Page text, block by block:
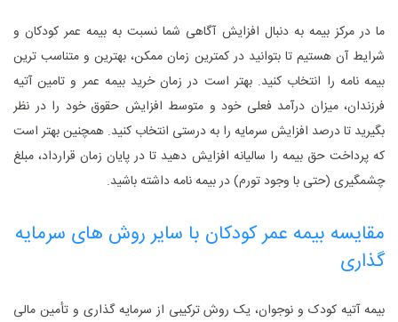
ما در مرکز بیمه به دنبال افزایش آگاهی شما نسبت به بیمه عمر کودکان و
شرایط آن هستیم تا بتوانید در کمترین زمان ممکن، بهترین و متناسب ‌ترین
بیمه نامه را انتخاب کنید. بهتر است در زمان خرید بیمه عمر و تامین آتیه
فرزندان، میزان درآمد فعلی خود و متوسط افزایش حقوق خود را در نظر
بگیرید تا درصد افزایش سرمایه را به درستی انتخاب کنید. همچنین بهتر است
که پرداخت حق بیمه را سالیانه افزایش دهید تا در پایان زمان قرارداد، مبلغ
چشمگیری (حتی با وجود تورم) در بیمه نامه داشته باشید.
مقایسه بیمه عمر کودکان با سایر روش‌ های سرمایه‌
گذاری
بیمه آتیه کودک و نوجوان، یک روش ترکیبی از سرمایه‌ گذاری و تأمین مالی